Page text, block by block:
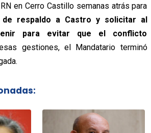
en Cerro Castillo semanas atrás para
de respaldo a Castro y solicitar al
para evitar que el conflicto
gestiones, el Mandatario terminó